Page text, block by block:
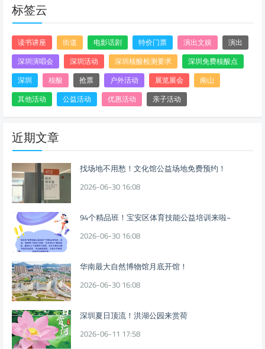
标签云
读书讲座 街道 电影话剧 特价门票 演出文娱
演出
深圳演唱会
深圳活动 深圳核酸检测要求
深圳免费核酸点
深圳
核酸 抢票 户外活动 展览展会
南山
其他活动
公益活动 优惠活动 亲子活动
近期文章
找场地不用愁！文化馆公益场地免费预约！
2026-06-30 16:08
94个精品班！宝安区体育技能公益培训来啦~
2026-06-30 16:08
华南最大自然博物馆月底开馆！
2026-06-30 16:08
深圳夏日顶流！洪湖公园来赏荷
2026-06-11 17:58